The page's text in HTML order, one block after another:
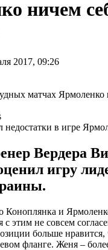
ничем
2017, 09:26
в игре
Вердера
игру
Коноплянка и
этим не совсем
больше
фланге. Женя –